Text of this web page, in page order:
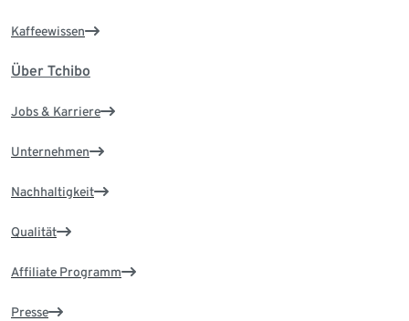
Kaffeewissen
Über Tchibo
Jobs & Karriere
Unternehmen
Nachhaltigkeit
Qualität
Affiliate Programm
Presse